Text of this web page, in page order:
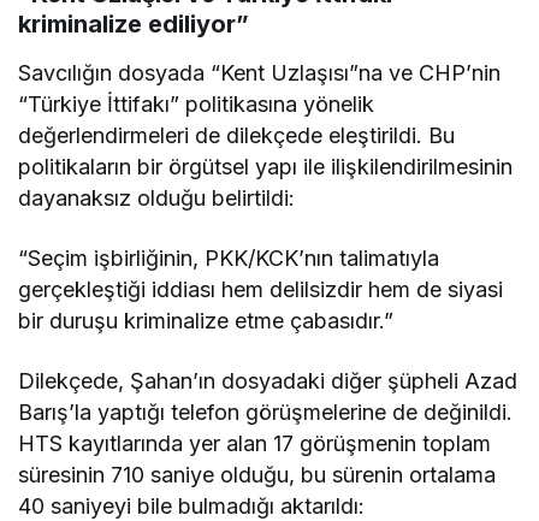
kriminalize ediliyor”
Savcılığın dosyada “Kent Uzlaşısı”na ve CHP’nin
“Türkiye İttifakı” politikasına yönelik
değerlendirmeleri de dilekçede eleştirildi. Bu
politikaların bir örgütsel yapı ile ilişkilendirilmesinin
dayanaksız olduğu belirtildi:
“Seçim işbirliğinin, PKK/KCK’nın talimatıyla
gerçekleştiği iddiası hem delilsizdir hem de siyasi
bir duruşu kriminalize etme çabasıdır.”
Dilekçede, Şahan’ın dosyadaki diğer şüpheli Azad
Barış’la yaptığı telefon görüşmelerine de değinildi.
HTS kayıtlarında yer alan 17 görüşmenin toplam
süresinin 710 saniye olduğu, bu sürenin ortalama
40 saniyeyi bile bulmadığı aktarıldı: